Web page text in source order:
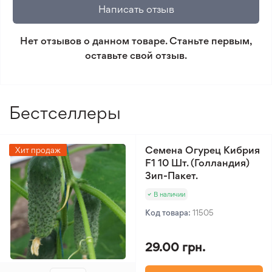
который не соответствует ожиданиям. Согласно
условиям возврата.
Минимальный заказ 300 грн.
Написать отзыв
Нет отзывов о данном товаре. Станьте первым,
оставьте свой отзыв.
Бестселлеры
Хит продаж
Семена Огурец Кибрия
F1 10 Шт. (Голландия)
Зип-Пакет.
В наличии
Код товара: 11505
29.00 грн.